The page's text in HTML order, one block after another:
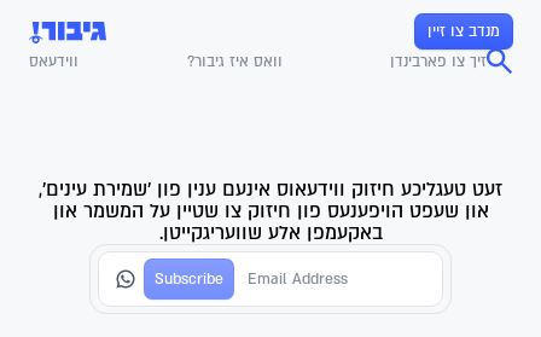
מנדב צו זיין
זיך צו פארבינדן
וואס איז גיבור? ווידעאס
זעט טעגליכע חיזוק ווידעאוס אינעם ענין פון 'שמירת עינים',
און שעפט הויפענעס פון חיזוק צו שטיין על המשמר און
באקעמפן אלע שוועריגקייטן.